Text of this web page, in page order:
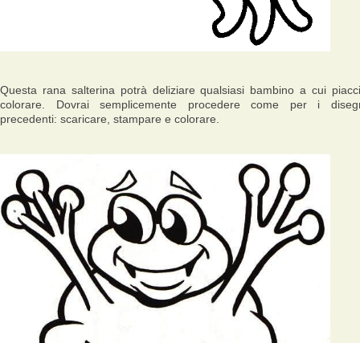
Questa rana salterina potrà deliziare qualsiasi bambino a cui
colorare. Dovrai semplicemente procedere come per i
precedenti: scaricare, stampare e colorare.